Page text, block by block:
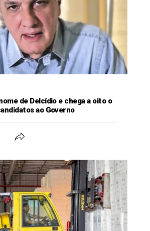
de Delcídio e chega a oito o
ao Governo